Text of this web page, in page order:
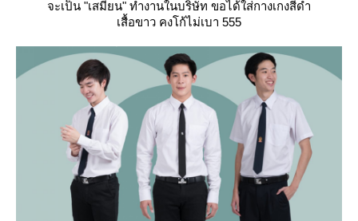
จะเป็น "เสมียน" ทำงานในบริษัท ขอได้ใส่กางเกงสีดำ
เสื้อขาว คงโก้ไม่เบา 555